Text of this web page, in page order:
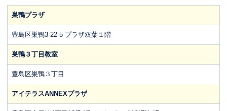
巣鴨プラザ
豊島区巣鴨3-22-5 プラザ双葉１階
巣鴨３丁目教室
豊島区巣鴨３丁目
アイテラスANNEXプラザ